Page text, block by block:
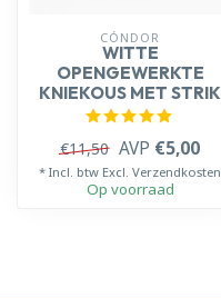
CÓNDOR
WITTE
OPENGEWERKTE
KNIEKOUS MET STRIK
€11,50 AVP €5,00
* Incl. btw Excl. Verzendkosten
Op voorraad